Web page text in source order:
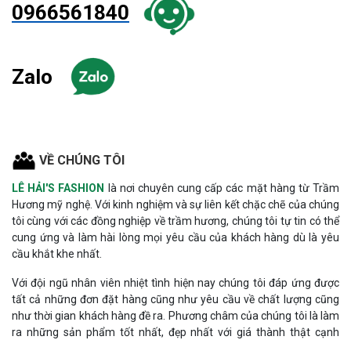
0966561840
Zalo
VỀ CHÚNG TÔI
LÊ HẢI'S FASHION
là nơi chuyên cung cấp các mặt hàng từ Trầm
Hương mỹ nghệ. Với kinh nghiệm và sự liên kết chặc chẽ của chúng
tôi cùng với các đồng nghiệp về trầm hương, chúng tôi tự tin có thể
cung ứng và làm hài lòng mọi yêu cầu của khách hàng dù là yêu
cầu khắt khe nhất.
Với đội ngũ nhân viên nhiệt tình hiện nay chúng tôi đáp ứng được
tất cả những đơn đặt hàng cũng như yêu cầu về chất lượng cũng
như thời gian khách hàng đề ra. Phương châm của chúng tôi là làm
ra những sản phẩm tốt nhất, đẹp nhất với giá thành thật cạnh